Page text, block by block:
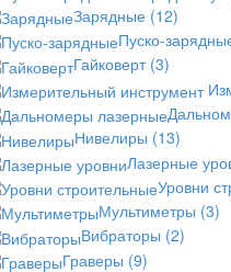
Зарядные (12)
Пуско-
Гайковерт (3)
Нивелиры (13)
Лазерные
Уровни
Мультиметры (3)
Вибраторы (2)
Граверы (9)